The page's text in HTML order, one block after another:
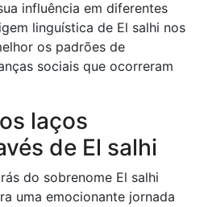
influência em diferentes
linguística de El salhi nos
os padrões de
sociais que ocorreram
laços
de El salhi
do sobrenome El salhi
uma emocionante jornada